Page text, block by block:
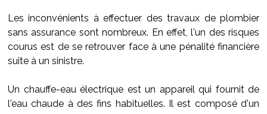
Les inconvénients à effectuer des travaux de plombier
sans assurance sont nombreux. En effet, l'un des risques
courus est de se retrouver face à une pénalité financière
suite à un sinistre.
Un chauffe-eau électrique est un appareil qui fournit de
l'eau chaude à des fins habituelles. Il est composé d'un